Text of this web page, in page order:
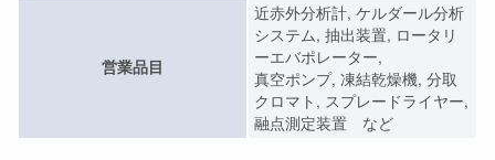
営業品目
近赤外分析計, ケルダール分析
システム, 抽出装置, ロータリ
ーエバポレーター,
真空ポンプ, 凍結乾燥機, 分取
クロマト, スプレードライヤー,
融点測定装置 など